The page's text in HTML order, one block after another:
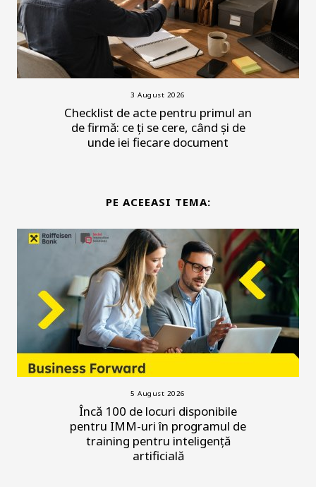
3 August 2026
Checklist de acte pentru primul an
de firmă: ce ți se cere, când și de
unde iei fiecare document
PE ACEEASI TEMA:
5 August 2026
Încă 100 de locuri disponibile
pentru IMM-uri în programul de
training pentru inteligență
artificială